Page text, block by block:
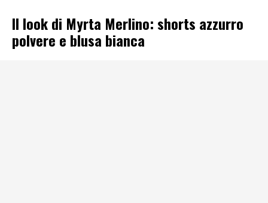
Il look di Myrta Merlino: shorts azzurro
polvere e blusa bianca